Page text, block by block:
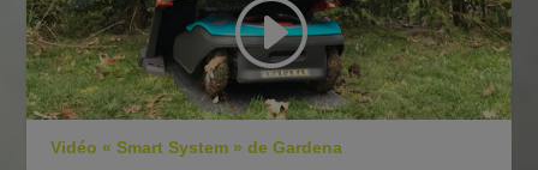
Vidéo « Smart System » de Gardena